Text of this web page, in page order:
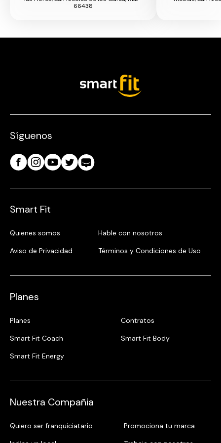
66438
Síguenos
Smart Fit
Quienes somos
Hable con nosotros
Aviso de Privacidad
Términos y Condiciones de Uso
Planes
Planes
Contratos
Smart Fit Coach
Smart Fit Body
Smart Fit Energy
Nuestra Compañia
Quiero ser franquiciatario
Promociona tu marca